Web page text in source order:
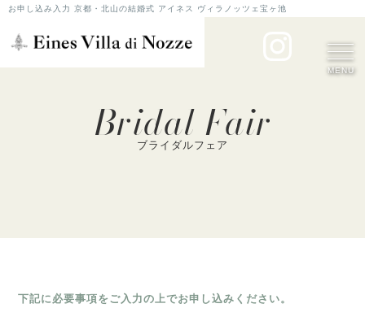
お申し込み入力 京都・北山の結婚式 アイネス ヴィラノッツェ宝ヶ池
MENU
Bridal Fair
ブライダルフェア
下記に必要事項をご入力の上でお申し込みください。